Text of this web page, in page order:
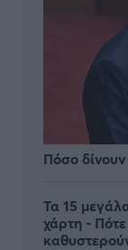
Πόσο
Τα 15
χάρτη -